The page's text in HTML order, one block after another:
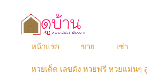
หน้าแรก ขาย เช่า
หวยเด็ด เลขดัง หวยฟรี หวยแม่นๆ